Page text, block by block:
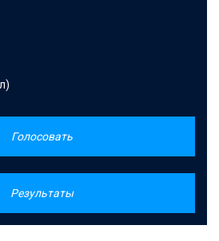
Голосовать
Результаты